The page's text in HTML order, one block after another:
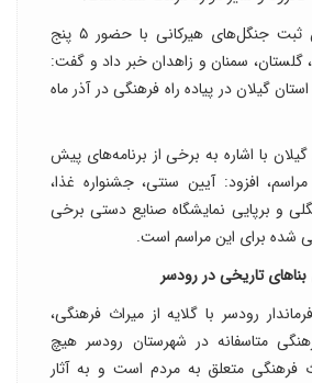
وی از برگزاری جشن ثبت جنگل‌های هیرکانی با حضور ۵ پنج
گلستان، سمنان و زاهدان خبر داد و گفت:
گیلان در پیاده راه فرهنگی در آذر ماه
با اشاره به برخی از برنامه‌های پیش
افزود: آیین سنتی، جشنواره غذا،
و برپایی نمایشگاه صنایع دستی برخی
شده برای این مراسم است.
تاریخی در رودسر
رودسر با گلایه از میراث فرهنگی،
متاسفانه در شهرستان رودسر هیچ
فرهنگی متعلق به مردم است و به آثار